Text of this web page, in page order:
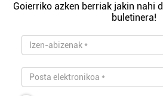
Goierriko azken berriak jakin nahi
buletinera!